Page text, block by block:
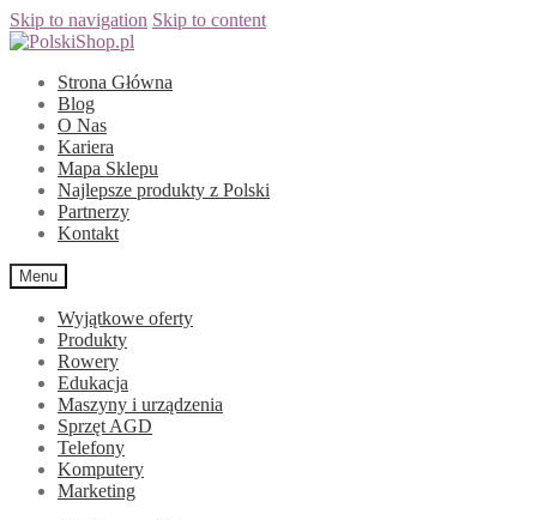
Skip to navigation Skip to content
Strona Główna
Blog
O Nas
Kariera
Mapa Sklepu
Najlepsze produkty z Polski
Partnerzy
Kontakt
Menu
Wyjątkowe oferty
Produkty
Rowery
Edukacja
Maszyny i urządzenia
Sprzęt AGD
Telefony
Komputery
Marketing